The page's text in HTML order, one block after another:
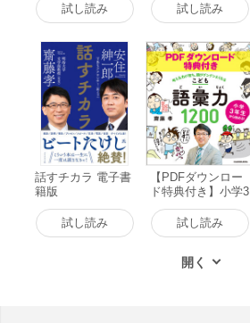
ら面白くて、ためになる本です。
試し読み 試し読み
話すチカラ 電子書
籍版
試し読み
【PDFダウンロー
ド特典付き】小学3
年生から始める!こ
ども語彙力1200 考
える力が育ち、頭
る 電子書籍版
試し読み